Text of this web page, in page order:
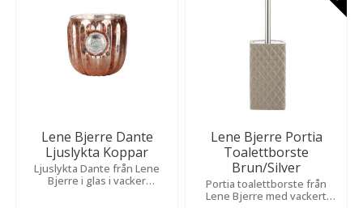
Lene Bjerre Dante
Ljuslykta Koppar
Ljuslykta Dante från Lene
Bjerre i glas i vacker
Lene Bjerre Portia
Toalettborste
Brun/Silver
Portia toalettborste från
Lene Bjerre med vackert